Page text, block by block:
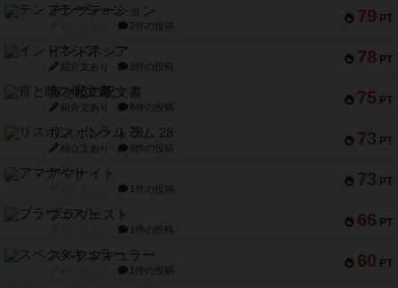
79 PT
テンプテーション
2件の投稿
78 PT
インドネシア
紹介文あり 2件の投稿
75 PT
宵と暁の呪文書
紹介文あり 8件の投稿
73 PT
リスボン・トラム 28
紹介文あり 9件の投稿
73 PT
アマナイト
1件の投稿
66 PT
ブラヴェスト
1件の投稿
60 PT
スペクタキュラー
1件の投稿